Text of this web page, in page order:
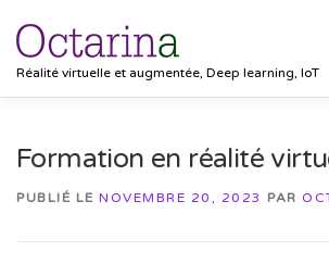
Réalité virtuelle et augmentée, Deep learning, IoT
Formation en réalité
PUBLIÉ LE NOVEMBRE 20, 2023 PAR